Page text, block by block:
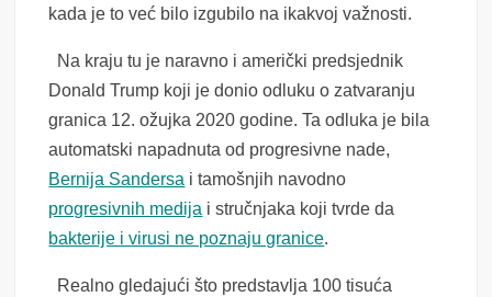
kada je to već bilo izgubilo na ikakvoj važnosti.
Na kraju tu je naravno i američki predsjednik
Donald Trump koji je donio odluku o zatvaranju
granica 12. ožujka 2020 godine. Ta odluka je bila
automatski napadnuta od progresivne nade,
Bernija Sandersa i tamošnjih navodno
progresivnih medija i stručnjaka koji tvrde da
bakterije i virusi ne poznaju granice.
Realno gledajući što predstavlja 100 tisuća